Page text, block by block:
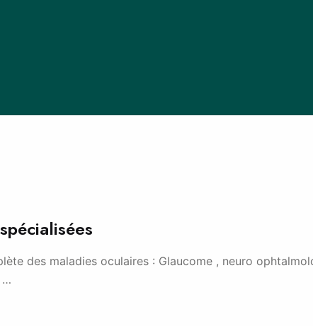
des maladies oculaires : Glaucome , neuro
…